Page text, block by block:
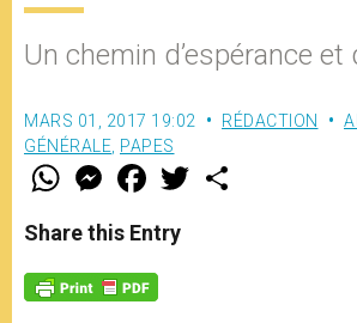
Un chemin d’espérance et
MARS 01, 2017 19:02 RÉDACTION
GÉNÉRALE PAPES
W
t
s
p
p
M
e
s
e
g
e
F
a
e
b
o
k
w
Share this Entry